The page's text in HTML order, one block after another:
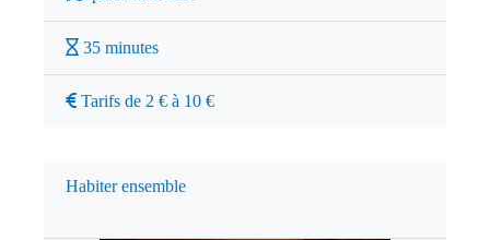
35 minutes
Tarifs de 2 € à 10 €
Habiter ensemble